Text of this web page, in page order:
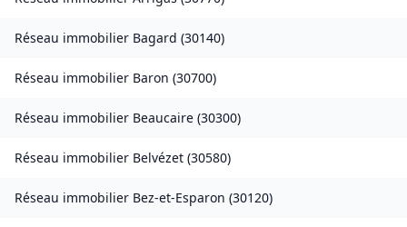
Réseau immobilier Bagard (30140)
Réseau immobilier Baron (30700)
Réseau immobilier Beaucaire (30300)
Réseau immobilier Belvézet (30580)
Réseau immobilier Bez-et-Esparon (30120)